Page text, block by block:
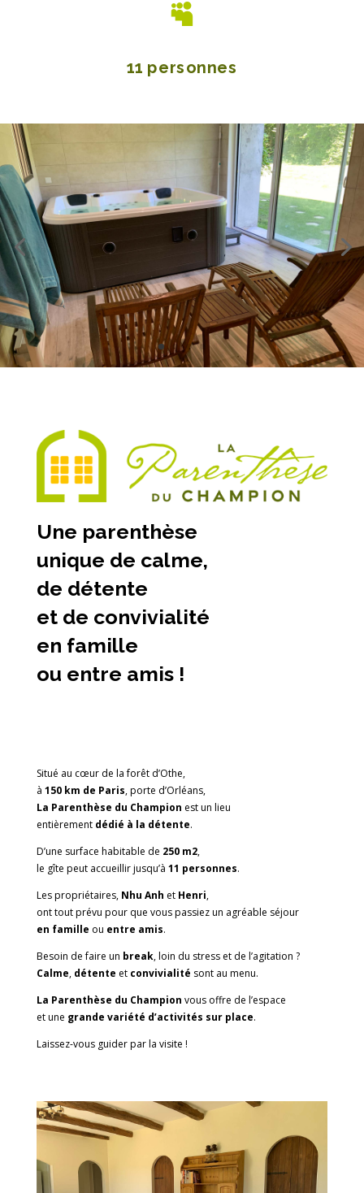

11 personnes
Une parenthèse
unique de calme,
de détente
et de convivialité
en famille
ou entre amis !
Situé au cœur de la forêt d’Othe,
à 150 km de Paris, porte d’Orléans,
La Parenthèse du Champion est un lieu
entièrementdédié à la détente.
D’une surface habitable de 250 m2,
le gîte peut accueillir jusqu’à 11 personnes.
Les propriétaires,Nhu Anh et Henri,
ont tout prévu pour que vous passiez un agréable séjour
en famille ou entre amis.
Besoin de faire un break, loin du stress et de l’agitation ?
Calme, détente et convivialité sont au menu.
La Parenthèse du Champion vous offre de l’espace
et une grande variété d’activités sur place.
Laissez-vous guider par la visite !